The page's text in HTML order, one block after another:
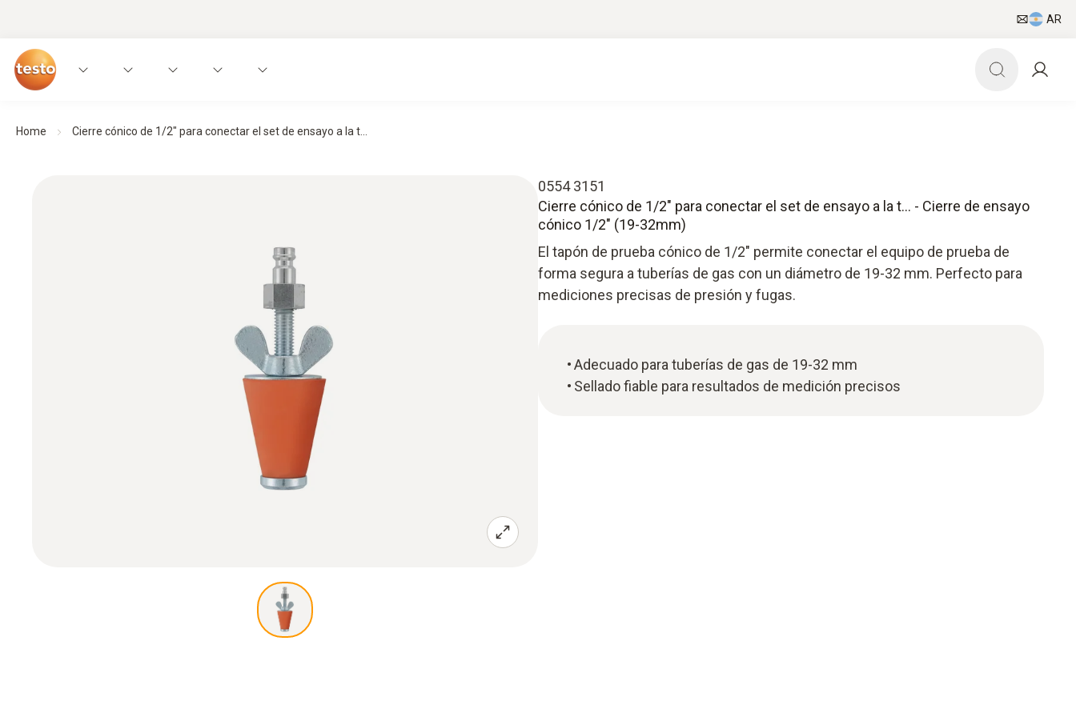
AR
Home Cierre cónico de 1/2" para conectar el set de ensayo a la t...
0554 3151
Cierre cónico de 1/2" para conectar el set de ensayo a la t... - Cierre de ensayo
cónico 1/2" (19-32mm)
El tapón de prueba cónico de 1/2" permite conectar el equipo de prueba de
forma segura a tuberías de gas con un diámetro de 19-32 mm. Perfecto para
mediciones precisas de presión y fugas.
Adecuado para tuberías de gas de 19-32 mm
Sellado fiable para resultados de medición precisos